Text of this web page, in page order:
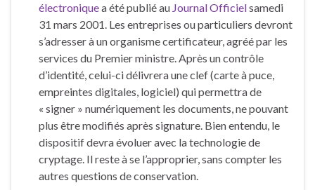
électroniquea été publié au Journal Officielsamedi
31 mars 2001. Les entreprises ou particuliers devront
s’adresser à un organisme certificateur, agréé par les
services du Premier ministre. Après un contrôle
d’identité, celui-ci délivrera une clef (carte à puce,
empreintes digitales, logiciel) qui permettra de
« signer » numériquement les documents, ne pouvant
plus être modifiés après signature. Bien entendu, le
dispositif devra évoluer avec la technologie de
cryptage. Il reste à se l’approprier, sans compter les
autres questions de conservation.